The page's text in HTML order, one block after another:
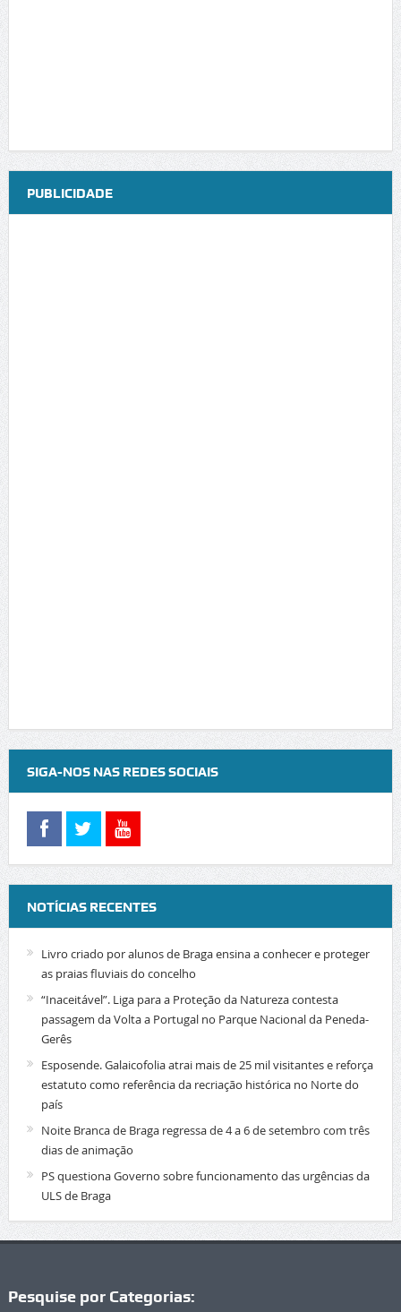
PUBLICIDADE
SIGA-NOS NAS REDES SOCIAIS
NOTÍCIAS RECENTES
Livro criado por alunos de Braga ensina a conhecer e proteger
as praias fluviais do concelho
“Inaceitável”. Liga para a Proteção da Natureza contesta
passagem da Volta a Portugal no Parque Nacional da Peneda-
Gerês
Esposende. Galaicofolia atrai mais de 25 mil visitantes e reforça
estatuto como referência da recriação histórica no Norte do
país
Noite Branca de Braga regressa de 4 a 6 de setembro com três
dias de animação
PS questiona Governo sobre funcionamento das urgências da
ULS de Braga
Pesquise por Categorias: